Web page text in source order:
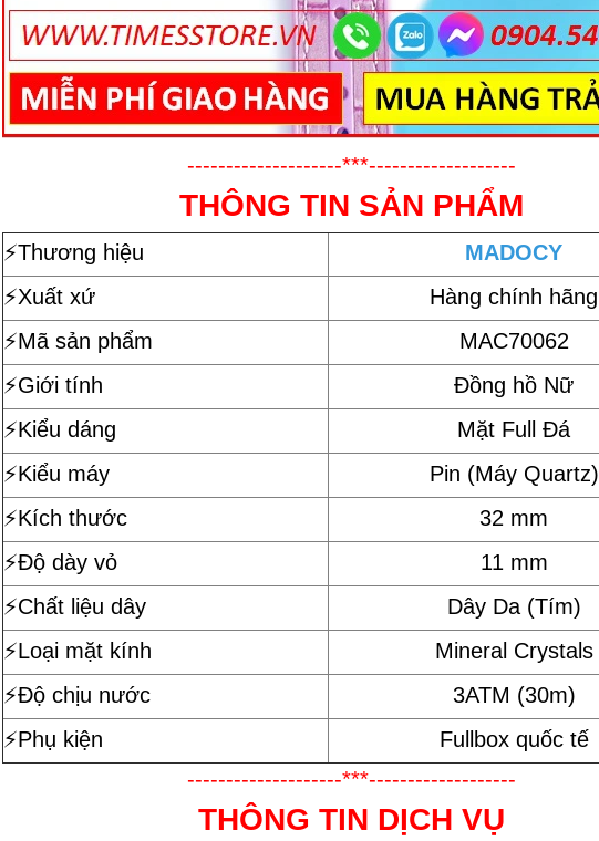
--------------------***-------------------
THÔNG TIN SẢN PHẨM
⚡️Thương hiệu
MADOCY
⚡️Xuất xứ
Hàng chính hãng
⚡️Mã sản phẩm
MAC70062
⚡️Giới tính
Đồng hồ Nữ
⚡️Kiểu dáng
Mặt Full Đá
⚡️Kiểu máy
Pin (Máy Quartz)
⚡️Kích thước
32 mm
⚡️Độ dày vỏ
11 mm
⚡️Chất liệu dây
Dây Da (Tím)
⚡️Loại mặt kính
Mineral Crystals
⚡️Độ chịu nước
3ATM (30m)
⚡️Phụ kiện
Fullbox quốc tế
--------------------***-------------------
THÔNG TIN DỊCH VỤ